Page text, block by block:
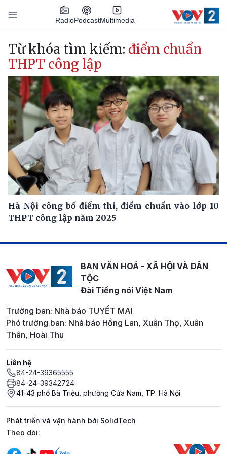
Nhảy đến nội dung
RadioPodcastMultimedia
Main navigation
Từ khóa tìm kiếm: điểm chuẩn
THPT công lập
Hà Nội công bố điểm thi, điểm chuẩn vào lớp 10
THPT công lập năm 2025
BAN VĂN HOÁ - XÃ HỘI VÀ DÂN
TỘC
Đài Tiếng nói Việt Nam
Trưởng ban: Nhà báo TUYẾT MAI
Phó trưởng ban: Nhà báo Hồng Lan, Xuân Thọ, Xuân
Thân, Hoài Thu
Liên hệ
84-24-39365555
84-24-39342724
41-43 phố Bà Triệu, phường Cửa Nam, TP. Hà Nội
Phát triển và vận hành bởi SolidTech
Mạng xã hội
Theo dõi: